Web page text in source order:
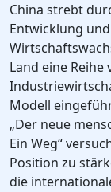
China strebt
Entwicklung
Land eine
Modell
„Der neue
Ein Weg“
Position zu
die